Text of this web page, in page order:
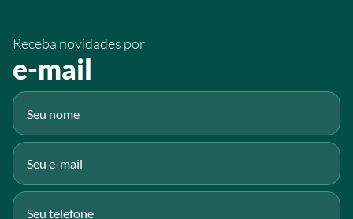
Receba novidades por
e-mail